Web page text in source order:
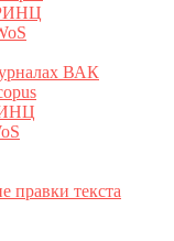
ВАК
правки текста